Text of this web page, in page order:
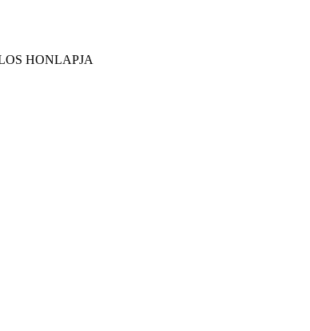
HONLAPJA